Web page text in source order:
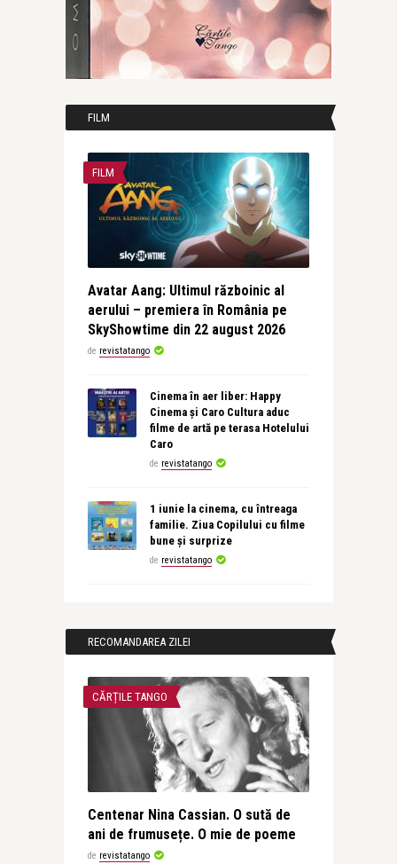
FILM
FILM
Avatar Aang: Ultimul războinic al
aerului – premiera în România pe
SkyShowtime din 22 august 2026
de revistatango
Cinema în aer liber: Happy
Cinema și Caro Cultura aduc
filme de artă pe terasa Hotelului
Caro
de revistatango
1 iunie la cinema, cu întreaga
familie. Ziua Copilului cu filme
bune și surprize
de revistatango
RECOMANDAREA ZILEI
CĂRȚILE TANGO
Centenar Nina Cassian. O sută de
ani de frumusețe. O mie de poeme
de revistatango